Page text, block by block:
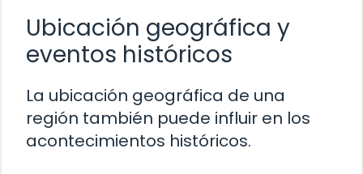
Ubicación geográfica y
eventos históricos
La ubicación geográfica de una
región también puede influir en los
acontecimientos históricos.